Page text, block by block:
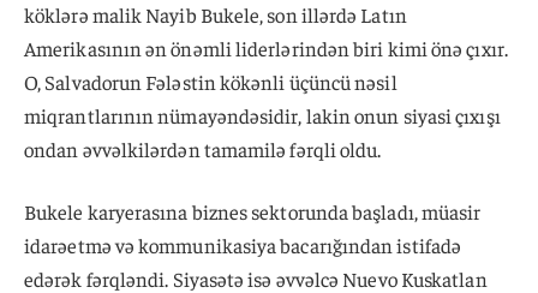
köklərə malik Nayib Bukele, son illərdə Latın
Amerikasının ən önəmli liderlərindən biri kimi önə çıxır.
O, Salvadorun Fələstin kökənli üçüncü nəsil
miqrantlarının nümayəndəsidir, lakin onun siyasi çıxışı
ondan əvvəlkilərdən tamamilə fərqli oldu.
Bukele karyerasına biznes sektorunda başladı, müasir
idarəetmə və kommunikasiya bacarığından istifadə
edərək fərqləndi. Siyasətə isə əvvəlcə Nuevo Kuskatlan